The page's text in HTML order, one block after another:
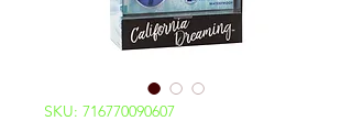
SKU: 716770090607